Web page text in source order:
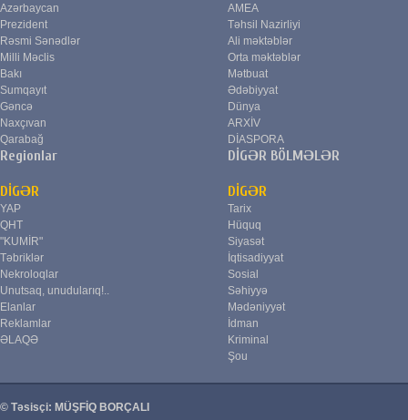
Azərbaycan
Prezident
Rəsmi Sənədlər
Milli Məclis
Bakı
Sumqayıt
Gəncə
Naxçıvan
Qarabağ
Regionlar
AMEA
Təhsil Nazirliyi
Ali məktəblər
Orta məktəblər
Mətbuat
Ədəbiyyat
Dünya
ARXİV
DİASPORA
DİGƏR BÖLMƏLƏR
DİGƏR
YAP
QHT
"KUMİR"
Təbriklər
Nekroloqlar
Unutsaq, unudularıq!..
Elanlar
Reklamlar
ƏLAQƏ
DİGƏR
Tarix
Hüquq
Siyasət
İqtisadiyyat
Sosial
Səhiyyə
Mədəniyyət
İdman
Kriminal
Şou
© Təsisçi: MÜŞFİQ BORÇALI